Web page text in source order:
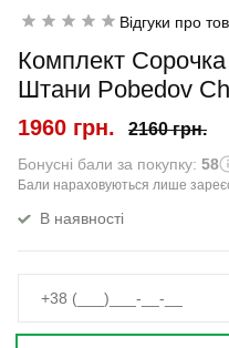
Відгуки про
Комплект
Штани Pobedov
1960 грн. 2160 грн.
Бонусні бали за покупку: 58
Бали нараховуються лише
В наявності